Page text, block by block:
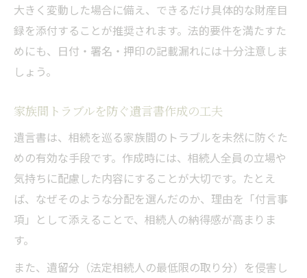
大きく変動した場合に備え、できるだけ具体的な財産目
録を添付することが推奨されます。法的要件を満たすた
めにも、日付・署名・押印の記載漏れには十分注意しま
しょう。
家族間トラブルを防ぐ遺言書作成の工夫
遺言書は、相続を巡る家族間のトラブルを未然に防ぐた
めの有効な手段です。作成時には、相続人全員の立場や
気持ちに配慮した内容にすることが大切です。たとえ
ば、なぜそのような分配を選んだのか、理由を「付言事
項」として添えることで、相続人の納得感が高まりま
す。
また、遺留分（法定相続人の最低限の取り分）を侵害し